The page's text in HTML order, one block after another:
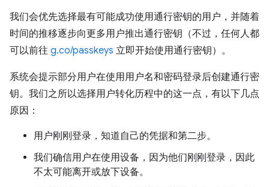
我们会优先选择最有可能成功使用通行密钥的用户，并随着
时间的推移逐步向更多用户推出通行密钥（不过，任何人都
可以前往 g.co/passkeys 立即开始使用通行密钥）。
系统会提示部分用户在使用用户名和密码登录后创建通行密
钥。我们之所以选择用户转化历程中的这一点，有以下几点
原因：
用户刚刚登录，知道自己的凭据和第二步。
我们确信用户在使用设备，因为他们刚刚登录，因此
不太可能离开或放下设备。